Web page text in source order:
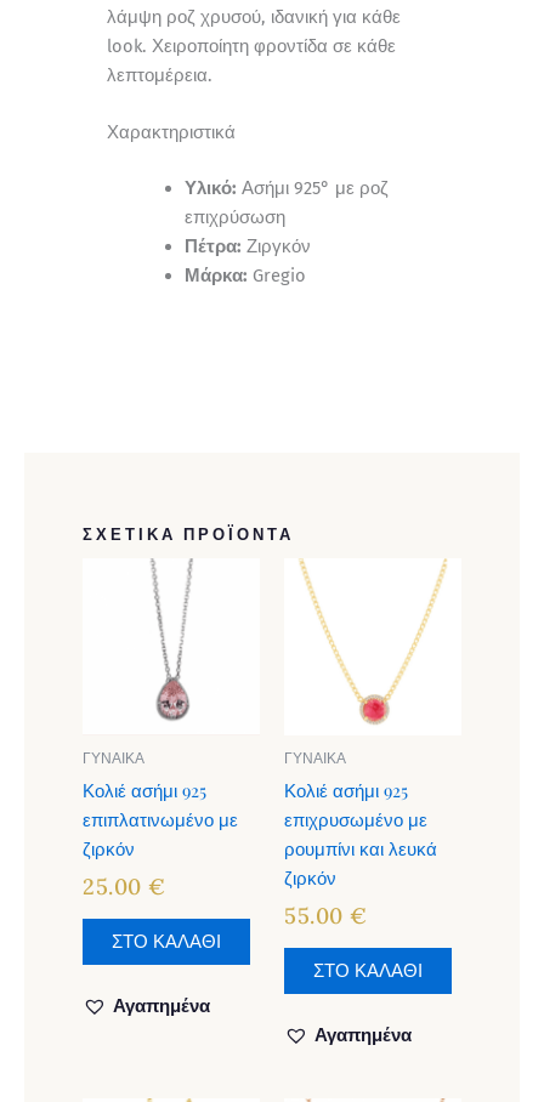
λάμψη ροζ χρυσού, ιδανική για κάθε
look. Χειροποίητη φροντίδα σε κάθε
λεπτομέρεια.
Χαρακτηριστικά
Υλικό: Ασήμι 925° με ροζ
επιχρύσωση
Πέτρα: Ζιργκόν
Μάρκα: Gregio
ΣΧΕΤΙΚΆ ΠΡΟΪΌΝΤΑ
ΓΥΝΑΙΚΑ
Κολιέ ασήμι 925
επιπλατινωμένο με
ζιρκόν
25.00 €
ΣΤΟ ΚΑΛΑΘΙ
Αγαπημένα
ΓΥΝΑΙΚΑ
Κολιέ ασήμι 925
επιχρυσωμένο με
ρουμπίνι και λευκά
ζιρκόν
55.00 €
ΣΤΟ ΚΑΛΑΘΙ
Αγαπημένα